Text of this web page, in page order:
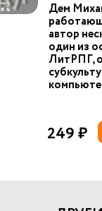
Дем
автор
один из
ЛитРПГ,
249 ₽